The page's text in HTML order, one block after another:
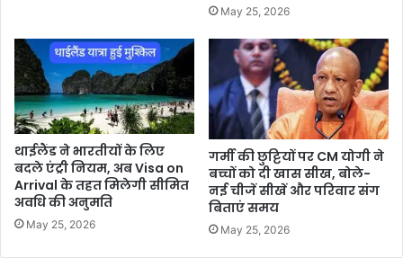
May 25, 2026
थाईलैंड ने भारतीयों के लिए
बदले एंट्री नियम, अब Visa on
Arrival के तहत मिलेगी सीमित
अवधि की अनुमति
May 25, 2026
गर्मी की छुट्टियों पर CM योगी ने
बच्चों को दी खास सीख, बोले-
नई चीजें सीखें और परिवार संग
बिताएं समय
May 25, 2026